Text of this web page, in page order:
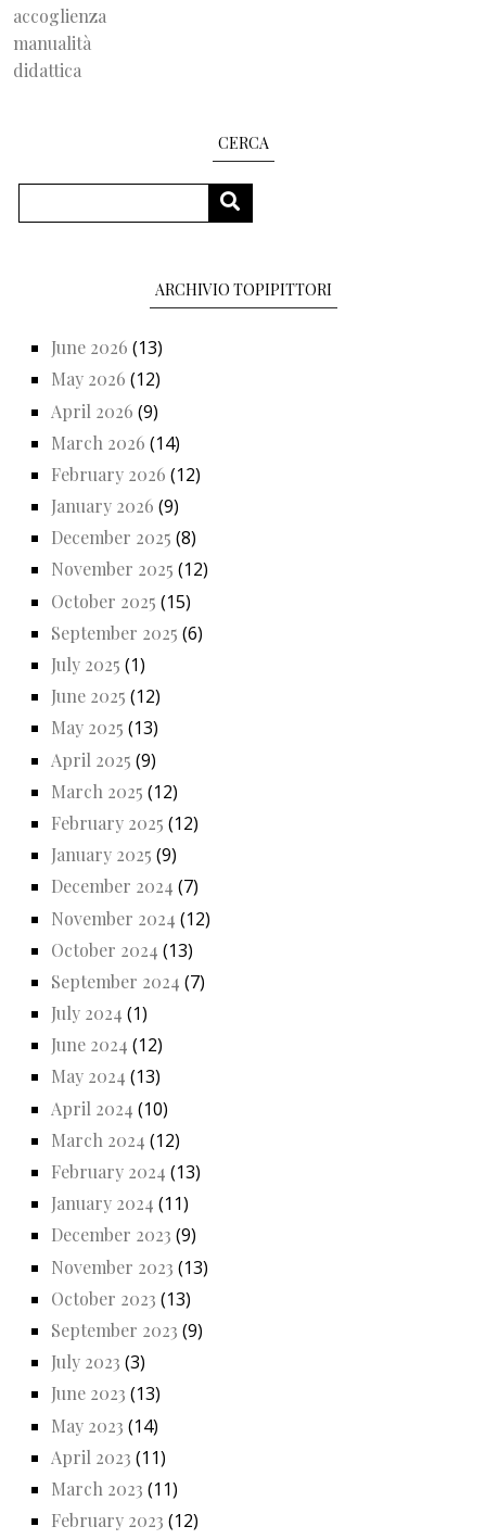
accoglienza
manualità
didattica
CERCA
SEARCH
ARCHIVIO TOPIPITTORI
June 2026 (13)
May 2026 (12)
April 2026 (9)
March 2026 (14)
February 2026 (12)
January 2026 (9)
December 2025 (8)
November 2025 (12)
October 2025 (15)
September 2025 (6)
July 2025 (1)
June 2025 (12)
May 2025 (13)
April 2025 (9)
March 2025 (12)
February 2025 (12)
January 2025 (9)
December 2024 (7)
November 2024 (12)
October 2024 (13)
September 2024 (7)
July 2024 (1)
June 2024 (12)
May 2024 (13)
April 2024 (10)
March 2024 (12)
February 2024 (13)
January 2024 (11)
December 2023 (9)
November 2023 (13)
October 2023 (13)
September 2023 (9)
July 2023 (3)
June 2023 (13)
May 2023 (14)
April 2023 (11)
March 2023 (11)
February 2023 (12)